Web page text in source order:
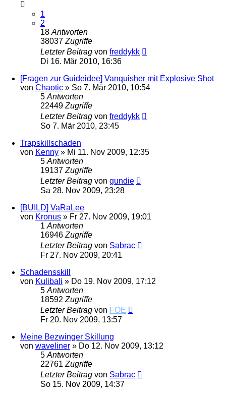
1
2
18 Antworten
38037 Zugriffe
Letzter Beitrag von freddykk
Di 16. Mär 2010, 16:36
[Fragen zur Guideidee] Vanquisher mit Explosive Shot
von Chaotic » So 7. Mär 2010, 10:54
5 Antworten
22449 Zugriffe
Letzter Beitrag von freddykk
So 7. Mär 2010, 23:45
Trapskillschaden
von Kenny » Mi 11. Nov 2009, 12:35
5 Antworten
19137 Zugriffe
Letzter Beitrag von gundie
Sa 28. Nov 2009, 23:28
[BUILD] VaRaLee
von Kronus » Fr 27. Nov 2009, 19:01
1 Antworten
16946 Zugriffe
Letzter Beitrag von Sabrac
Fr 27. Nov 2009, 20:41
Schadensskill
von Kulibali » Do 19. Nov 2009, 17:12
5 Antworten
18592 Zugriffe
Letzter Beitrag von FOE
Fr 20. Nov 2009, 13:57
Meine Bezwinger Skillung
von waveliner » Do 12. Nov 2009, 13:12
5 Antworten
22761 Zugriffe
Letzter Beitrag von Sabrac
So 15. Nov 2009, 14:37